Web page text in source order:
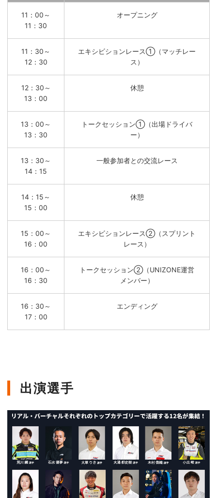
11：00～
11：30
オープニング
11：30～
12：30
エキシビションレース①（マッチレー
ス）
12：30～
13：00
休憩
13：00～
13：30
トークセッション①（出場ドライバ
ー）
13：30～
14：15
一般参加者との交流レース
14：15～
15：00
休憩
15：00～
16：00
エキシビションレース②（スプリント
レース）
16：00～
16：30
トークセッション②（UNIZONE運営
メンバー）
16：30～
17：00
エンディング
出演選手